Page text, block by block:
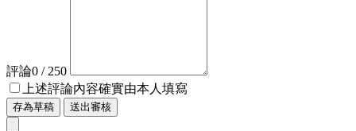
評論0 / 250
上述評論內容確實由本人填寫
存為草稿 送出審核